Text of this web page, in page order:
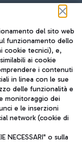
del sito web
funzionamento dello
cookie tecnici), e,
ai cookie
i contenuti
in linea con le sue
delle funzionalità e
monitoraggio dei
e le inserzioni
network (cookie di
NECESSARI" o sulla